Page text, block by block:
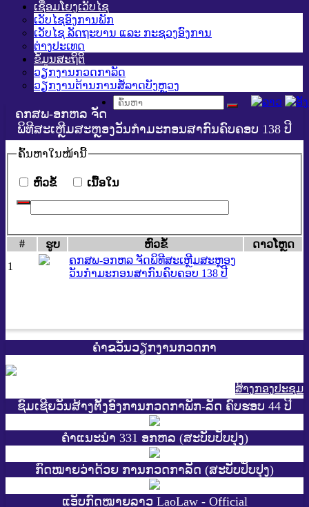
ເຊື່ອມໂຍງເວັບໄຊ
ເວັບໄຊອົງການພັກ
ເວັບໄຊ ລັດຖະບານ ແລະ ກະຊວງອົງການ
ຕ່າງປະເທດ
ຂໍ້ມູນສະຖິຕິ
ວຽກງານກວດກາລັດ
ວຽກງານຕ້ານການສໍ້ລາດບັງຫຼວງ
ຄກສພ-ອກຫລ ຈັດ
ພິທີສະເຫຼີມສະຫຼອງວັນກຳມະກອນສາກົນຄົບຄອບ 138 ປີ
ຄົ້ນ​ຫາ​ໃນ​ໜ້ານີ້
​ຫົວ​ຂໍ້ ​ເນື້ອ​ໃນ
# ຮູບ ​ຫົວ​ຂໍ້
ດາວ​ໂຫຼດ
1
ຄກສພ-ອກຫລ ຈັດພິທີສະເຫຼີມສະຫຼອງ
ວັນກຳມະກອນສາກົນຄົບຄອບ 138 ປີ
ຄຳຂວັນວຽກງານກວດກາ
ສ້າງກອງປະຊູມ
ຊົມເຊີຍວັນສ້າງຕັ້ງອົງການກວດກາພັກ-ລັດ ຄົບຮອບ 44 ປີ
ຄຳແນະນຳ 331 ອກຫລ (ສະບັບປັບປຸງ)
ກົດໝາຍວ່າດ້ວຍ ການກວດກາລັດ (ສະບັບປັບປຸງ)
ແອັບກົດໝາຍລາວ LaoLaw - Official